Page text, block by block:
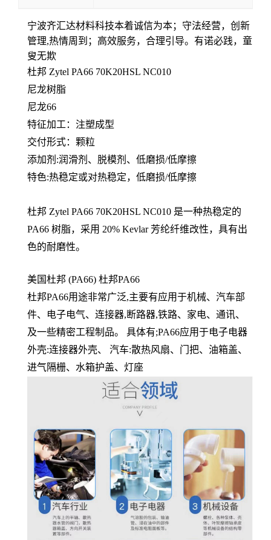
宁波齐汇达材料科技本着诚信为本；守法经营，创新
管理,热情周到；高效服务，合理引导。有诺必践，童
叟无欺
杜邦 Zytel PA66 70K20HSL NC010
尼龙树脂
尼龙66
特征加工：注塑成型
交付形式：颗粒
添加剂:润滑剂、脱模剂、低磨损/低摩擦
特色:热稳定或对热稳定，低磨损/低摩擦
杜邦 Zytel PA66 70K20HSL NC010 是一种热稳定的
PA66 树脂，采用 20% Kevlar 芳纶纤维改性，具有出
色的耐磨性。
美国杜邦 (PA66) 杜邦PA66
杜邦PA66用途非常广泛,主要有应用于机械、汽车部
件、电子电气、连接器,断路器,铁路、家电、通讯、
及一些精密工程制品。 具体有;PA66应用于电子电器
外壳:连接器外壳、 汽车:散热风扇、门把、油箱盖、
进气隔栅、水箱护盖、灯座